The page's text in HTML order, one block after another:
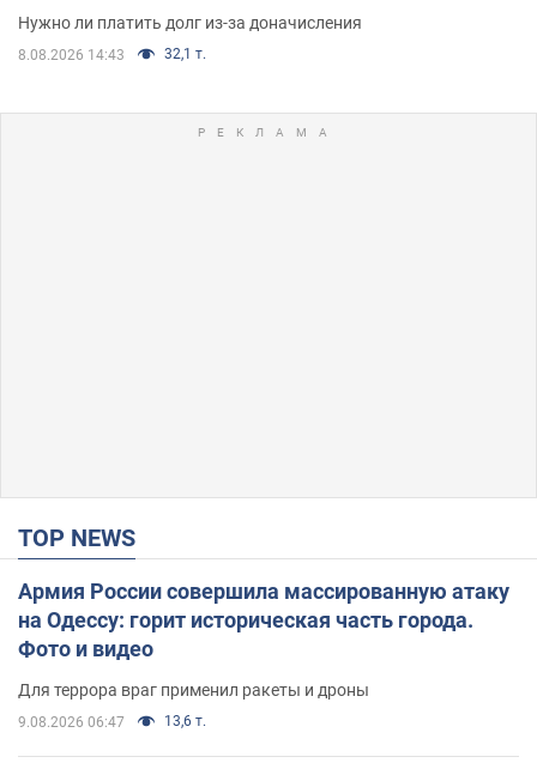
Нужно ли платить долг из-за доначисления
8.08.2026 14:43 32,1 т.
TOP NEWS
Армия России совершила массированную атаку
на Одессу: горит историческая часть города.
Фото и видео
Для террора враг применил ракеты и дроны
9.08.2026 06:47 13,6 т.